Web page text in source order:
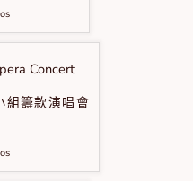
籌款演唱會